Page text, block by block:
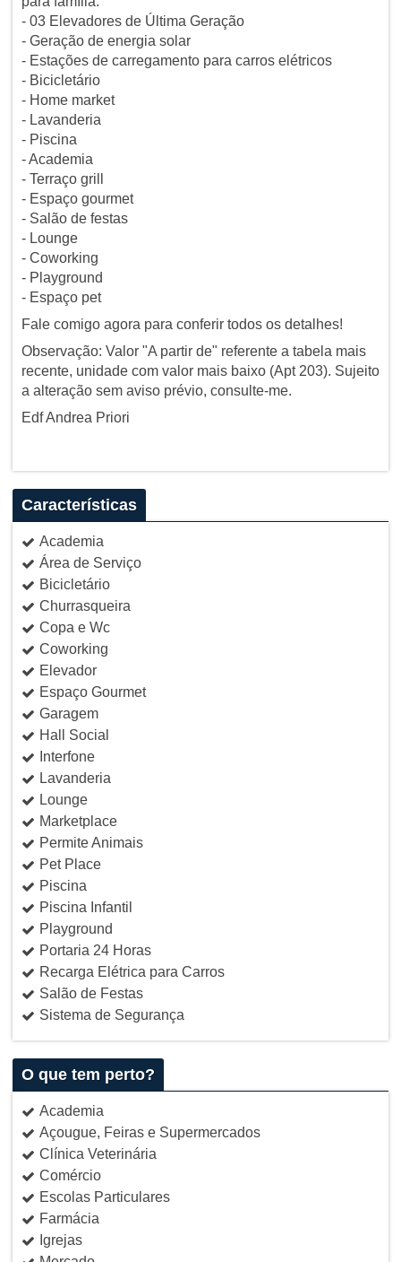
- 03 Elevadores de Última Geração
- Geração de energia solar
- Estações de carregamento para carros elétricos
- Bicicletário
- Home market
- Lavanderia
- Piscina
- Academia
- Terraço grill
- Espaço gourmet
- Salão de festas
- Lounge
- Coworking
- Playground
- Espaço pet
Fale comigo agora para conferir todos os detalhes!
Observação: Valor "A partir de" referente a tabela mais
recente, unidade com valor mais baixo (Apt 203). Sujeito
a alteração sem aviso prévio, consulte-me.
Edf Andrea Priori
Características
Academia
Área de Serviço
Bicicletário
Churrasqueira
Copa e Wc
Coworking
Elevador
Espaço Gourmet
Garagem
Hall Social
Interfone
Lavanderia
Lounge
Marketplace
Permite Animais
Pet Place
Piscina
Piscina Infantil
Playground
Portaria 24 Horas
Recarga Elétrica para Carros
Salão de Festas
Sistema de Segurança
O que tem perto?
Academia
Açougue, Feiras e Supermercados
Clínica Veterinária
Comércio
Escolas Particulares
Farmácia
Igrejas